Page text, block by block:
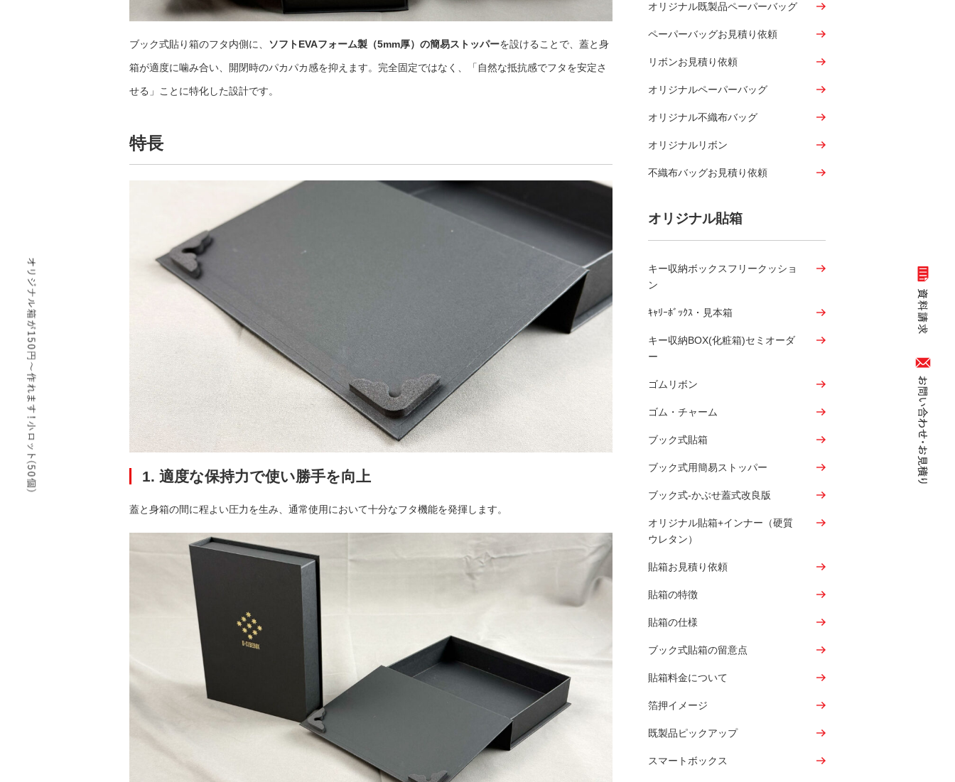
ブック式貼り箱のフタ内側に、 ソフトEVAフォーム製（5mm厚）の簡易ストッパーを設けることで、 蓋と身
箱が適度に噛み合い、開閉時のパカパカ感を抑えます。完全固定ではなく、「自然な抵抗感でフタを安定さ
せる」ことに特化した設計です。
特長
1. 適度な保持力で使い勝手を向上
蓋と身箱の間に程よい圧力を生み、通常使用において十分なフタ機能を発揮します。
オリジナル既製品ペーパーバッグ
ペーパーバッグお見積り依頼
リボンお見積り依頼
オリジナルペーパーバッグ
オリジナル不織布バッグ
オリジナルリボン
不織布バッグお見積り依頼
オリジナル貼箱
キー収納ボックスフリークッショ
ン
ｷｬﾘｰﾎﾞｯｸｽ・見本箱
キー収納BOX(化粧箱)セミオーダ
ー
ゴムリボン
ゴム・チャーム
ブック式貼箱
ブック式用簡易ストッパー
ブック式-かぶせ蓋式改良版
オリジナル貼箱+インナー（硬質
ウレタン）
貼箱お見積り依頼
貼箱の特徴
貼箱の仕様
ブック式貼箱の留意点
貼箱料金について
箔押イメージ
既製品ピックアップ
スマートボックス